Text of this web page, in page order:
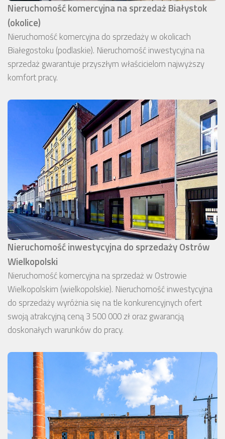
Nieruchomość komercyjna na sprzedaż Białystok
(okolice)
Nieruchomość komercyjna do sprzedaży w okolicach
Białegostoku (podlaskie). Nieruchomość inwestycyjna na
sprzedaż gwarantuje przyszłym właścicielom najwyższy
komfort pracy.
Nieruchomość inwestycyjna do sprzedaży Ostrów
Wielkopolski
Nieruchomość komercyjna na sprzedaż w Ostrowie
Wielkopolskim (wielkopolskie). Nieruchomość inwestycyjna
do sprzedaży wyróżnia się na tle konkurencyjnych ofert
swoją atrakcyjną ceną 3 500 000 zł oraz gwarancją
doskonałych warunków do pracy.